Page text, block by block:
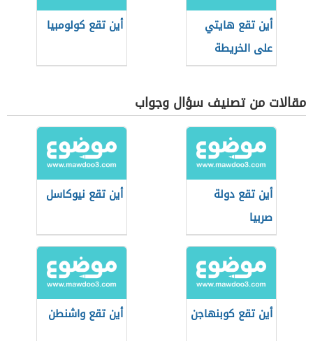
أين تقع هايتي
على الخريطة
أين تقع كولومبيا
مقالات من تصنيف سؤال وجواب
أين تقع دولة
صربيا
أين تقع نيوكاسل
أين تقع كوبنهاجن أين تقع واشنطن